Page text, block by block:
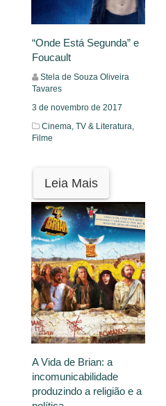
“Onde Está Segunda” e
Foucault
Stela de Souza Oliveira
Tavares
3 de novembro de 2017
Cinema, TV & Literatura,
Filme
Leia Mais
A Vida de Brian: a
incomunicabilidade
produzindo a religião e a